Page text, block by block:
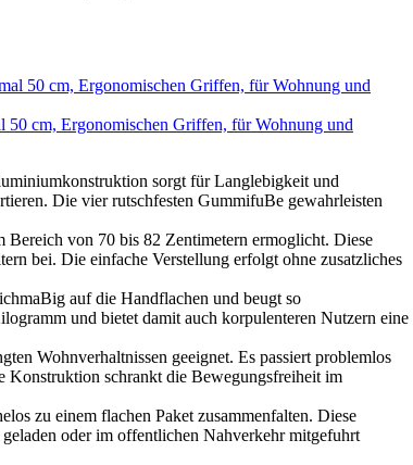
cm, Ergonomischen Griffen, für Wohnung und
sorgt für Langlebigkeit und
Die vier rutschfesten GummifuBe gewahrleisten
Bereich von 70 bis 82 Zentimetern ermoglicht. Diese
bei. Die einfache Verstellung erfolgt ohne zusatzliches
auf die Handflachen und beugt so
und bietet damit auch korpulenteren Nutzern eine
Wohnverhaltnissen geeignet. Es passiert problemlos
Konstruktion schrankt die Bewegungsfreiheit im
zu einem flachen Paket zusammenfalten. Diese
oder im offentlichen Nahverkehr mitgefuhrt